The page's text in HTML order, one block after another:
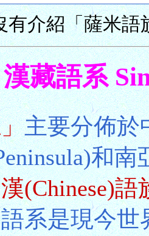
有介紹「薩米語
漢藏語系
主要分佈於
和南
(Chinese)語
系是現今